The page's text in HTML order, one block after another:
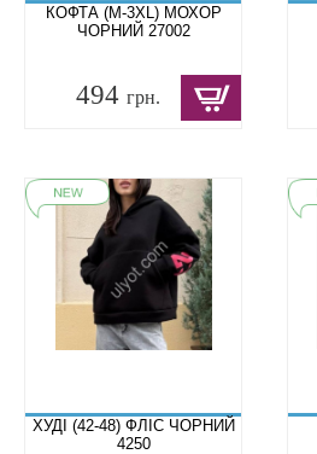
КОФТА (M-3XL) МОХОР
ЧОРНИЙ 27002
494 грн.
ХУДІ (42-48) ФЛІС ЧОРНИЙ
4250